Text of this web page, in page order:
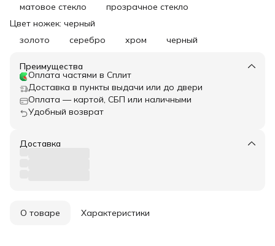
матовое стекло
прозрачное стекло
Цвет ножек: черный
золото
серебро хром черный
Преимущества
Оплата частями в Сплит
Доставка в пункты выдачи или до двери
Оплата — картой, СБП или наличными
Удобный возврат
Доставка
О товаре Характеристики